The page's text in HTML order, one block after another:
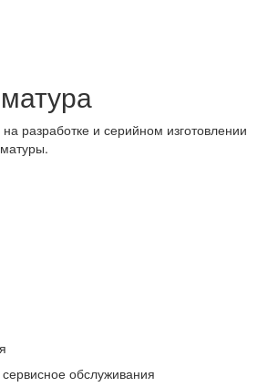
разработке и серийном изготовлении
обслуживания